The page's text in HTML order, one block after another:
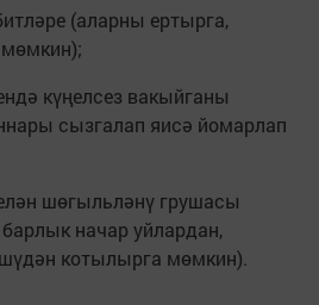
(аларны ертырга,
күңелсез вакыйганы
сызгалап яисә йомарлап
шөгыльләнү грушасы
начар уйлардан,
котылырга мөмкин).